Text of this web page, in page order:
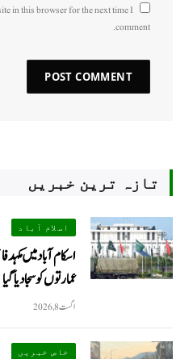
in this browser for the next time I
comment.
تازہ ترین خبریں
اسلام آباد
اسکام آباد میں
عمارتوں کو سجا دیا گیا
اگست 8, 2026
خاص خبریں